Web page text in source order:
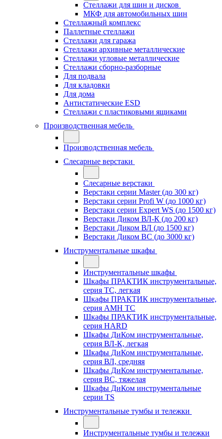
Стеллажи для шин и дисков
МКФ для автомобильных шин
Стеллажный комплекс
Паллетные стеллажи
Стеллажи для гаража
Стеллажи архивные металлические
Стеллажи угловые металлические
Стеллажи сборно-разборные
Для подвала
Для кладовки
Для дома
Антистатические ESD
Стеллажи с пластиковыми ящиками
Производственная мебель
Производственная мебель
Слесарные верстаки
Слесарные верстаки
Верстаки серии Master (до 300 кг)
Верстаки серии Profi W (до 1000 кг)
Верстаки серии Expert WS (до 1500 кг)
Верстаки Диком ВЛ-К (до 200 кг)
Верстаки Диком ВЛ (до 1500 кг)
Верстаки Диком ВС (до 3000 кг)
Инструментальные шкафы
Инструментальные шкафы
Шкафы ПРАКТИК инструментальные,
серия TC, легкая
Шкафы ПРАКТИК инструментальные,
серия AMH TC
Шкафы ПРАКТИК инструментальные,
серия HARD
Шкафы ДиКом инструментальные,
cерия ВЛ-К, легкая
Шкафы ДиКом инструментальные,
серия ВЛ, средняя
Шкафы ДиКом инструментальные,
серия ВС, тяжелая
Шкафы ДиКом инструментальные
серии TS
Инструментальные тумбы и тележки
Инструментальные тумбы и тележки